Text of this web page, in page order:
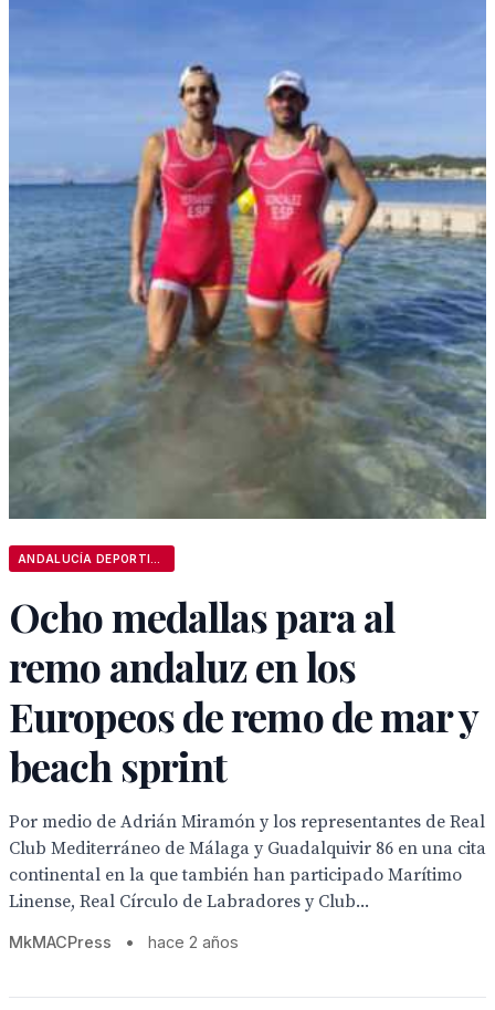
Ocho medallas para al
remo andaluz en los
Europeos de remo de mar y
beach sprint
Por medio de Adrián Miramón y los representantes de Real
Club Mediterráneo de Málaga y Guadalquivir 86 en una cita
continental en la que también han participado Marítimo
Linense, Real Círculo de Labradores y Club...
MkMACPress • hace 2 años